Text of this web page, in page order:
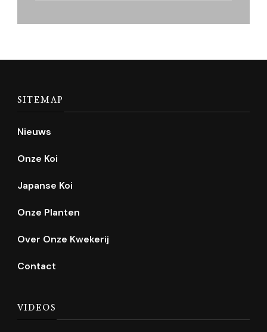
SITEMAP
Nieuws
Onze Koi
Japanse Koi
Onze Planten
Over Onze Kwekerij
Contact
VIDEOS